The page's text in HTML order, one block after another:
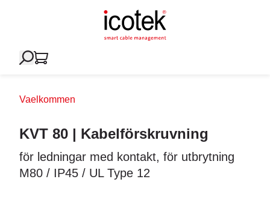
Vaelkommen
KVT 80 | Kabelförskruvning
för ledningar med kontakt, för utbrytning
M80 / IP45 / UL Type 12